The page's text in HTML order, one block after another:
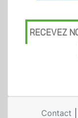
RECEVEZ
Contact